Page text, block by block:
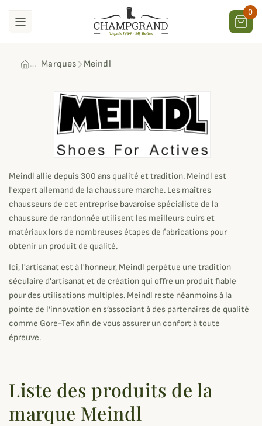
0
Marques Meindl
Meindl
Meindl allie depuis 300 ans qualité et tradition. Meindl est
l'expert allemand de la chaussure marche. Les maîtres
chausseurs de cet entreprise bavaroise spécialiste de la
chaussure de randonnée utilisent les meilleurs cuirs et
matériaux lors de nombreuses étapes de fabrications pour
obtenir un produit de qualité.
Ici, l'artisanat est à l'honneur, Meindl perpétue une tradition
séculaire d'artisanat et de création qui offre un produit fiable
pour des utilisations multiples. Meindl reste néanmoins à la
pointe de l’innovation en s’associant à des partenaires de qualité
comme Gore-Tex afin de vous assurer un confort à toute
épreuve.
Liste des produits de la
marque Meindl